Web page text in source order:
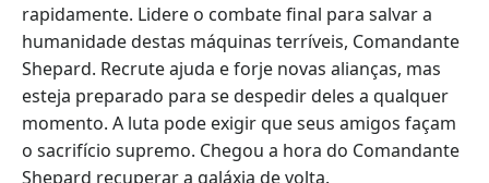
rapidamente. Lidere o combate final para salvar a
humanidade destas máquinas terríveis, Comandante
Shepard. Recrute ajuda e forje novas alianças, mas
esteja preparado para se despedir deles a qualquer
momento. A luta pode exigir que seus amigos façam
o sacrifício supremo. Chegou a hora do Comandante
Shepard recuperar a galáxia de volta.